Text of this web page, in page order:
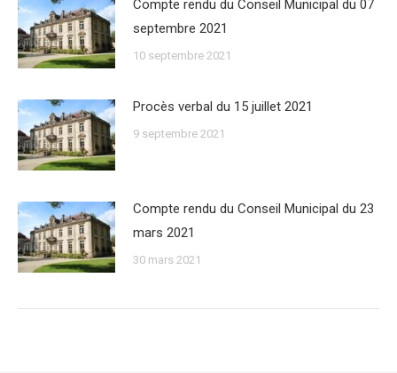
Compte rendu du Conseil Municipal du 07
septembre 2021
10 septembre 2021
Procès verbal du 15 juillet 2021
9 septembre 2021
Compte rendu du Conseil Municipal du 23
mars 2021
30 mars 2021